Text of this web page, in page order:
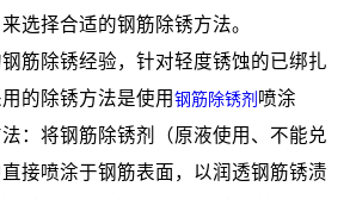
选择合适的钢筋除锈方法。
筋除锈经验，针对轻度锈蚀的已绑扎
的除锈方法是使用 钢筋除锈剂 喷涂
：将钢筋除锈剂（原液使用、不能兑
接喷涂于钢筋表面，以润透钢筋锈渍